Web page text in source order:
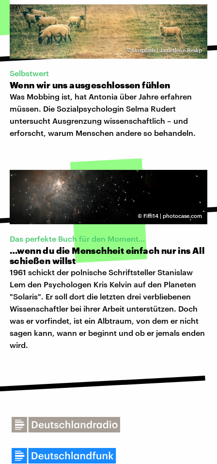
©Unsplash | Jametlene Reskp
Selbstwert
Wenn wir uns ausgeschlossen fühlen
Was Mobbing ist, hat Antonia über Jahre erfahren
müssen. Die Sozialpsychologin Selma Rudert
untersucht Ausgrenzung wissenschaftlich – und
erforscht, warum Menschen andere so behandeln.
© Fiffi14 | photocase.com
Das perfekte Buch für den Moment…
…wenn du die Menschheit einfach nur ins All
schießen willst
1961 schickt der polnische Schriftsteller Stanislaw
Lem den Psychologen Kris Kelvin auf den Planeten
"Solaris". Er soll dort die letzten drei verbliebenen
Wissenschaftler bei ihrer Arbeit unterstützen. Doch
was er vorfindet, ist ein Albtraum, von dem er nicht
sagen kann, wann er beginnt und ob er jemals enden
wird.